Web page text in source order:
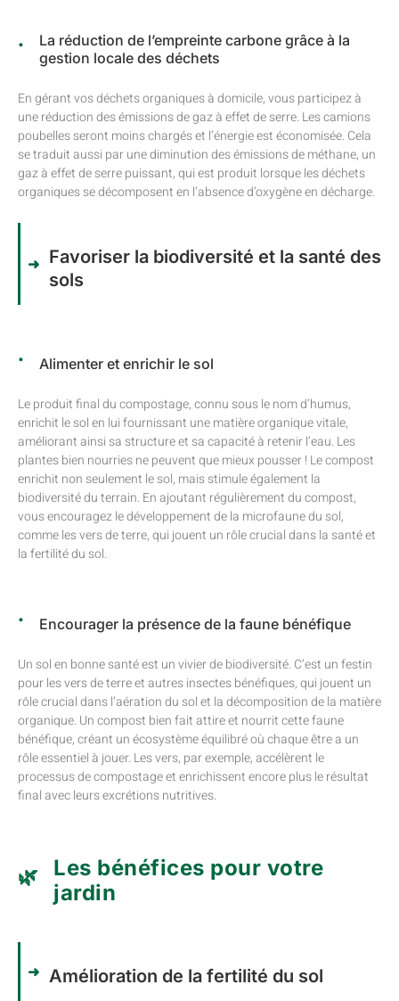
La réduction de l’empreinte carbone grâce à la
gestion locale des déchets
En gérant vos déchets organiques à domicile, vous participez à
une réduction des émissions de gaz à effet de serre. Les camions
poubelles seront moins chargés et l’énergie est économisée. Cela
se traduit aussi par une diminution des émissions de méthane, un
gaz à effet de serre puissant, qui est produit lorsque les déchets
organiques se décomposent en l’absence d’oxygène en décharge.
Favoriser la biodiversité et la santé des
sols
Alimenter et enrichir le sol
Le produit final du compostage, connu sous le nom d’humus,
enrichit le sol en lui fournissant une matière organique vitale,
améliorant ainsi sa structure et sa capacité à retenir l’eau. Les
plantes bien nourries ne peuvent que mieux pousser ! Le compost
enrichit non seulement le sol, mais stimule également la
biodiversité du terrain. En ajoutant régulièrement du compost,
vous encouragez le développement de la microfaune du sol,
comme les vers de terre, qui jouent un rôle crucial dans la santé et
la fertilité du sol.
Encourager la présence de la faune bénéfique
Un sol en bonne santé est un vivier de biodiversité. C’est un festin
pour les vers de terre et autres insectes bénéfiques, qui jouent un
rôle crucial dans l’aération du sol et la décomposition de la matière
organique. Un compost bien fait attire et nourrit cette faune
bénéfique, créant un écosystème équilibré où chaque être a un
rôle essentiel à jouer. Les vers, par exemple, accélèrent le
processus de compostage et enrichissent encore plus le résultat
final avec leurs excrétions nutritives.
Les bénéfices pour votre
jardin
Amélioration de la fertilité du sol